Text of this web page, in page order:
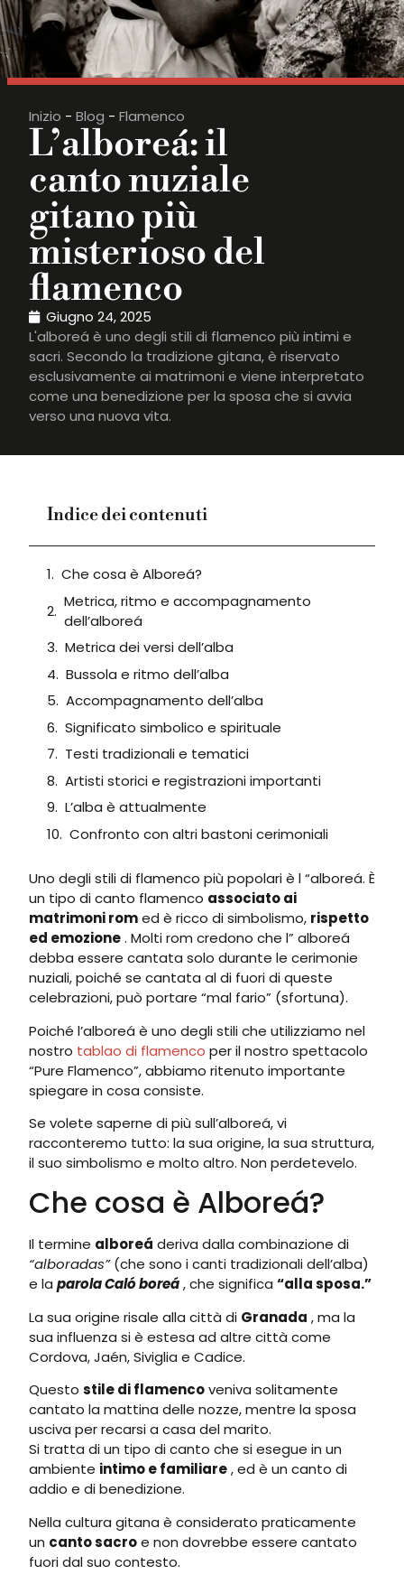
Inizio - Blog - Flamenco
L’alboreá: il
canto nuziale
gitano più
misterioso del
flamenco
Giugno 24, 2025
L'alboreá è uno degli stili di flamenco più intimi e
sacri. Secondo la tradizione gitana, è riservato
esclusivamente ai matrimoni e viene interpretato
come una benedizione per la sposa che si avvia
verso una nuova vita.
Indice dei contenuti
Che cosa è Alboreá?
Metrica, ritmo e accompagnamento
dell’alboreá
Metrica dei versi dell’alba
Bussola e ritmo dell’alba
Accompagnamento dell’alba
Significato simbolico e spirituale
Testi tradizionali e tematici
Artisti storici e registrazioni importanti
L’alba è attualmente
Confronto con altri bastoni cerimoniali
Uno degli stili di flamenco più popolari è l “alboreá. È
un tipo di canto flamenco associato ai
matrimoni romed è ricco di simbolismo, rispetto
ed emozione. Molti rom credono che l” alboreá
debba essere cantata solo durante le cerimonie
nuziali, poiché se cantata al di fuori di queste
celebrazioni, può portare “mal fario” (sfortuna).
Poiché l’alboreá è uno degli stili che utilizziamo nel
nostro tablao di flamenco per il nostro spettacolo
“Pure Flamenco”, abbiamo ritenuto importante
spiegare in cosa consiste.
Se volete saperne di più sull’alboreá, vi
racconteremo tutto: la sua origine, la sua struttura,
il suo simbolismo e molto altro. Non perdetevelo.
Che cosa è Alboreá?
Il termine alboreá deriva dalla combinazione di
“alboradas”(che sono i canti tradizionali dell’alba)
e la parola Caló boreá, che significa “alla sposa.”
La sua origine risale alla città di Granada , ma la
sua influenza si è estesa ad altre città come
Cordova, Jaén, Siviglia e Cadice.
Questo stile di flamencoveniva solitamente
cantato la mattina delle nozze, mentre la sposa
usciva per recarsi a casa del marito.
Si tratta di un tipo di canto che si esegue in un
ambiente intimo e familiare, ed è un canto di
addio e di benedizione.
Nella cultura gitana è considerato praticamente
un canto sacroe non dovrebbe essere cantato
fuori dal suo contesto.